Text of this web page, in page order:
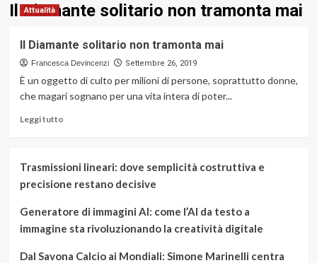
Il Diamante solitario non tramonta mai
Attualità
Il Diamante solitario non tramonta mai
Francesca Devincenzi Settembre 26, 2019
È un oggetto di culto per milioni di persone, soprattutto donne,
che magari sognano per una vita intera di poter...
Leggi tuttoLeggi
Il
Diamante
non
tramonta
Trasmissioni lineari: dove semplicità costruttiva e
precisione restano decisive
Generatore di immagini AI: come l’AI da testo a
immagine sta rivoluzionando la creatività digitale
Dal Savona Calcio ai Mondiali: Simone Marinelli centra